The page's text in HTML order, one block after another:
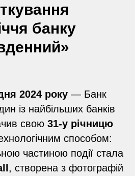
банку
2024 року — Банк
із найбільших банків
свою 31-у річницю
способом:
частиною події стала
, створена з фотографій